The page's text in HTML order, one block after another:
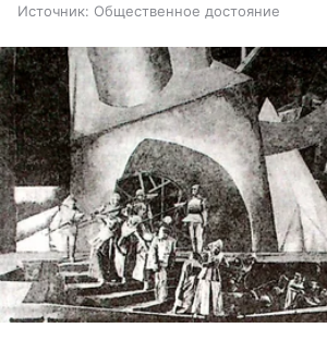
Источник: Общественное достояние